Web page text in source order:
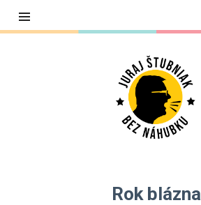
Juraj
Štubniak
Rok blázna